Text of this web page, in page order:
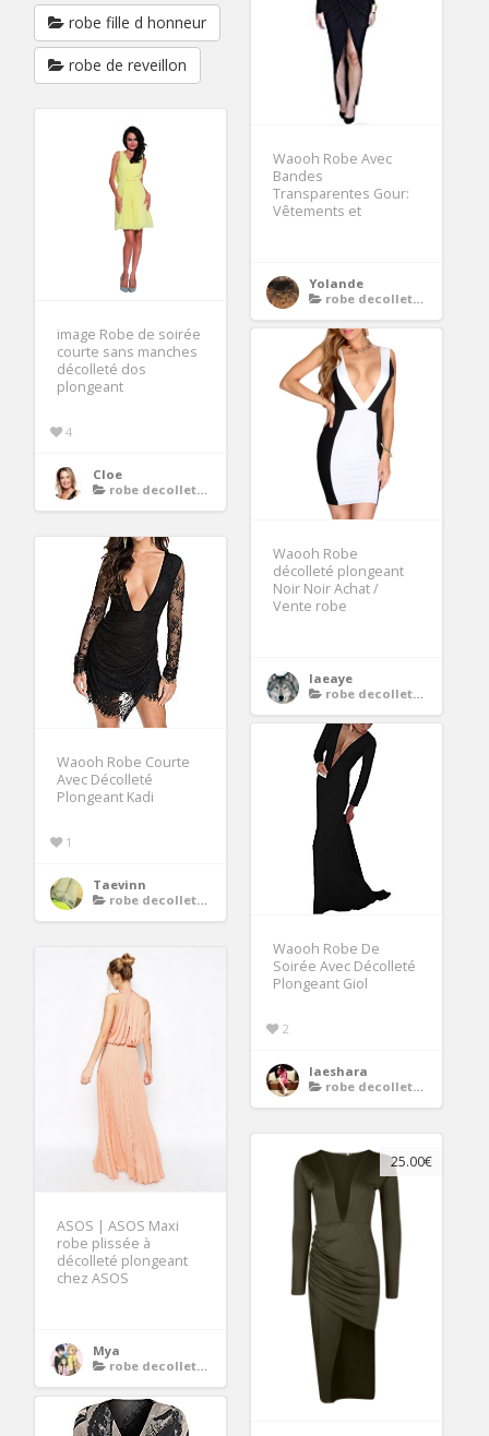
robe fille d honneur
robe de reveillon
Waooh Robe Avec
Bandes
Transparentes Gour:
Vêtements et
Yolande
robe decollete plongeant
image Robe de soirée
courte sans manches
décolleté dos
plongeant
4
Cloe
robe decollete plongeant
Waooh Robe
décolleté plongeant
Noir Noir Achat /
Vente robe
laeaye
robe decollete plongeant
Waooh Robe Courte
Avec Décolleté
Plongeant Kadi
1
Taevinn
robe decollete plongeant
Waooh Robe De
Soirée Avec Décolleté
Plongeant Giol
2
laeshara
robe decollete plongeant
ASOS | ASOS Maxi
robe plissée à
décolleté plongeant
chez ASOS
Mya
robe decollete plongeant
25.00€